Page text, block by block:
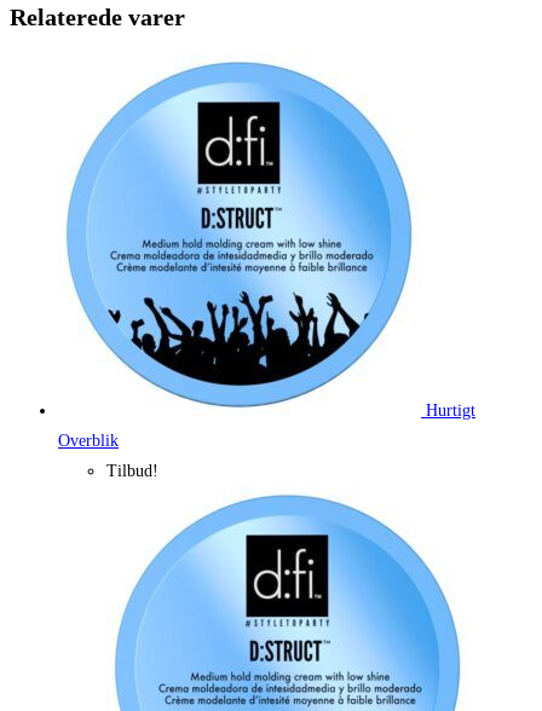
Relaterede varer
Hurtigt
Overblik
Tilbud!